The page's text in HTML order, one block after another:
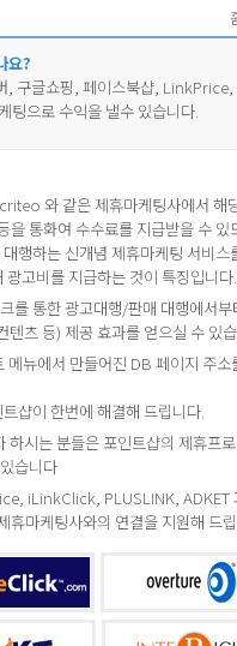
요?
, 구글쇼핑, 페이스북샵,
팅으로 수익을 낼수 있습니다.
와 같은 제휴마케팅사에서 해
통화여 수수료를 지급받을 수
행하는 신개념 제휴마케팅 서비스
고비를 지급하는 것이 특징입니다.
를 통한 광고대행/판매 대행에서
츠 등) 제공 효과를 얻으실 수 있
뉴에서 만들어진 DB 페이지 주
샵이 한번에 해결해 드립니다.
하시는 분들은 포인트샵의 제휴
습니다
iLinkClick, PLUSLINK, ADKET
휴마케팅사와의 연결을 지원해 드